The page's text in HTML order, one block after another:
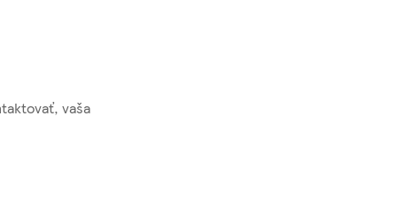
vaša